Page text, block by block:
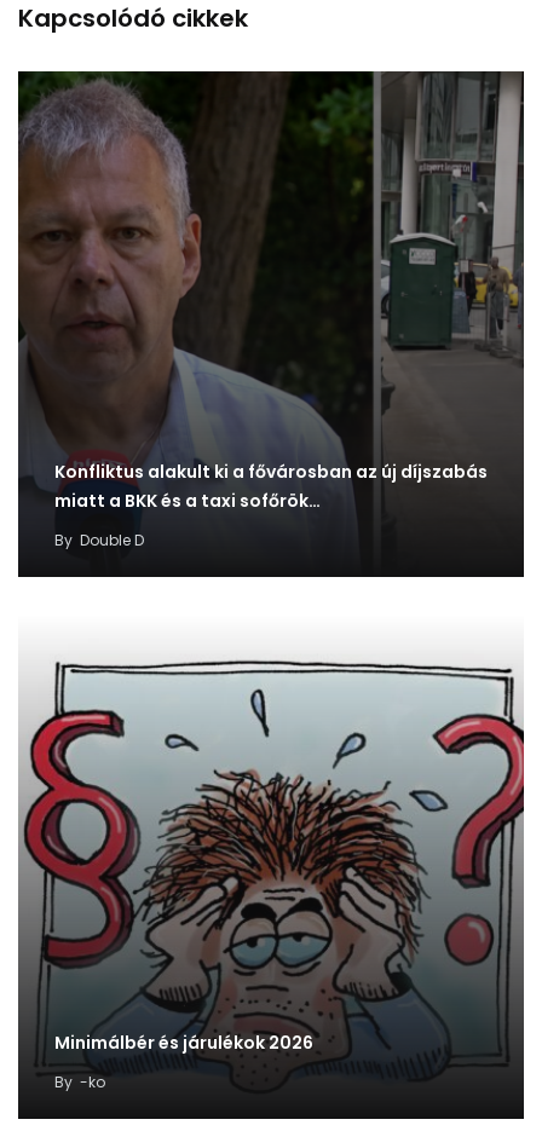
Kapcsolódó cikkek
Konfliktus alakult ki a fővárosban az új díjszabás
miatt a BKK és a taxi sofőrök…
By Double D
Minimálbér és járulékok 2026
By -ko